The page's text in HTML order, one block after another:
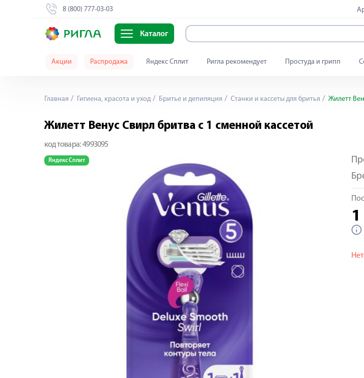
8 (800) 777-03-03
Каталог
Акции Распродажа Яндекс Сплит Ригла рекомендует Простуда и грипп
Главная Гигиена, красота и уход Бритье и депиляция Станки и кассеты для бритья Жилетт
Жилетт Венус Свирл бритва с 1 сменной кассетой
код товара: 4993095
Яндекс Сплит